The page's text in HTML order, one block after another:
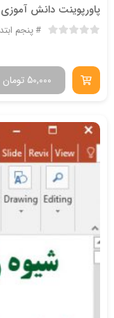
پاورپوینت دانش
پنجم
تومان 50,000